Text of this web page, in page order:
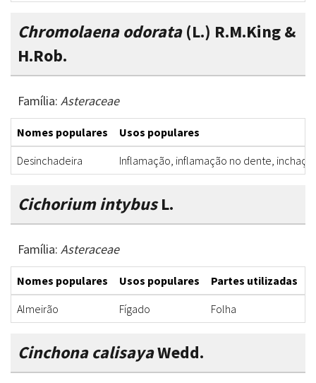
Chromolaena odorata(L.) R.M.King &
H.Rob.
Família: Asteraceae
Nomes populares
Usos populares
Desinchadeira
Inflamação, inflamação no dente,
Cichorium intybusL.
Família: Asteraceae
Nomes populares Usos populares Partes utilizadas
Almeirão
Fígado Folha
Cinchona calisayaWedd.